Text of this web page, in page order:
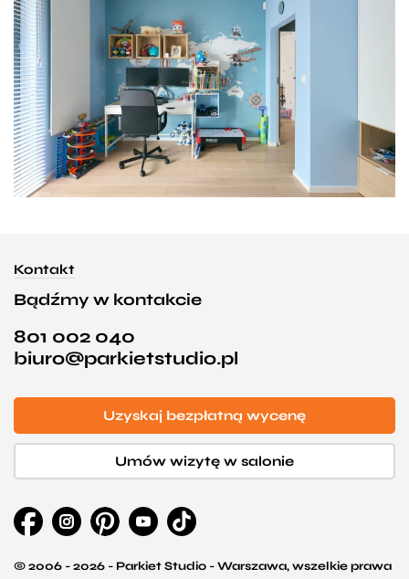
Kontakt
Bądźmy w kontakcie
801 002 040
biuro@parkietstudio.pl
Uzyskaj bezpłatną wycenę
Umów wizytę w salonie
© 2006 - 2026 - Parkiet Studio - Warszawa, wszelkie prawa